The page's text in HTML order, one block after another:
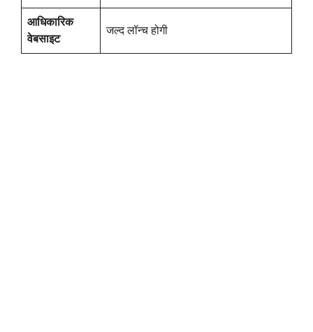
आधिकारिक
वेबसाइट
जल्द लॉन्च होगी